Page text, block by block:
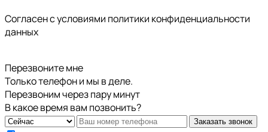
Cогласен с условиями политики конфиденциальности
данных
Перезвоните мне
Только телефон и мы в деле.
Перезвоним через пару минут
В какое время вам позвонить?
Заказать звонок